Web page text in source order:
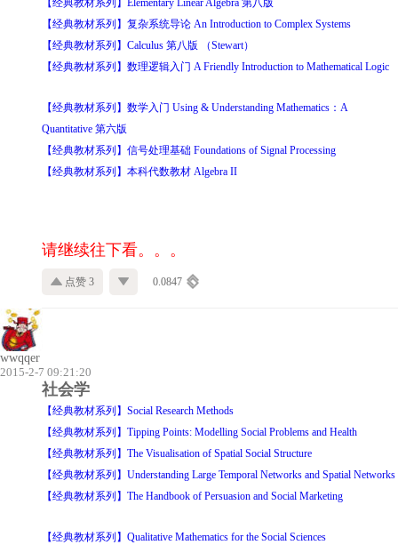
【经典教材系列】Elementary Linear Algebra 第八版
【经典教材系列】复杂系统导论 An Introduction to Complex Systems
【经典教材系列】Calculus 第八版 （Stewart）
【经典教材系列】数理逻辑入门 A Friendly Introduction to Mathematical Logic
【经典教材系列】数学入门 Using & Understanding Mathematics：A
Quantitative 第六版
【经典教材系列】信号处理基础 Foundations of Signal Processing
【经典教材系列】本科代数教材 Algebra II
请继续往下看。。。
点赞 3 0.0847
wwqqer
2015-2-7 09:21:20
社会学
【经典教材系列】Social Research Methods
【经典教材系列】Tipping Points: Modelling Social Problems and Health
【经典教材系列】The Visualisation of Spatial Social Structure
【经典教材系列】Understanding Large Temporal Networks and Spatial Networks
【经典教材系列】The Handbook of Persuasion and Social Marketing
【经典教材系列】Qualitative Mathematics for the Social Sciences